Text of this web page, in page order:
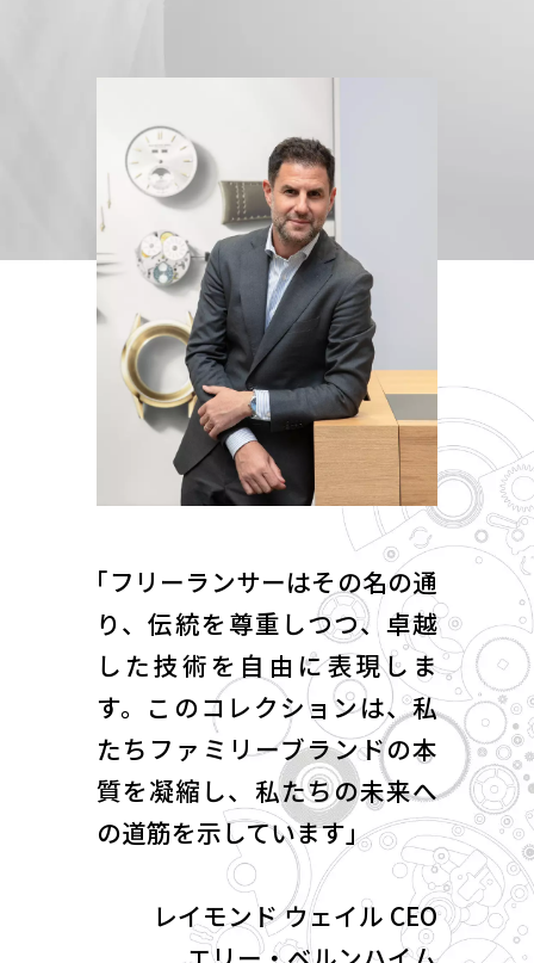
「フリーランサーはその名の通
り、伝統を尊重しつつ、卓越
した技術を自由に表現しま
す。 このコレクションは、私
たちファミリーブランドの本
質を凝縮し、 私たちの未来へ
の道筋を示しています」
レイモンド ウェイル CEO